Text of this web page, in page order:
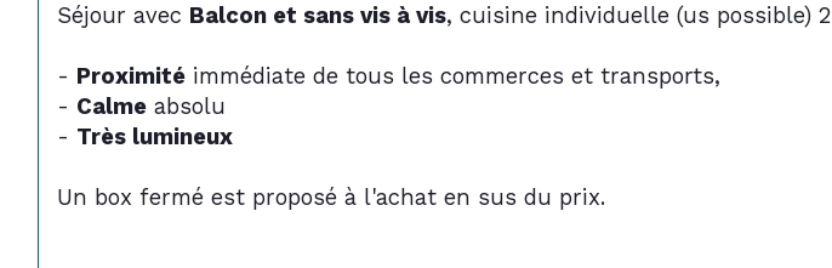
Séjour avec Balcon et sans vis à vis, cuisine individuelle (us possible)
- Proximité immédiate de tous les commerces et transports,
- Calme absolu
- Très lumineux
Un box fermé est proposé à l'achat en sus du prix.